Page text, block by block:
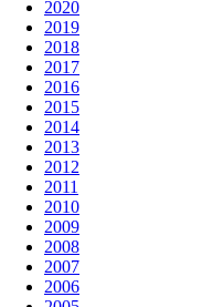
2020
2019
2018
2017
2016
2015
2014
2013
2012
2011
2010
2009
2008
2007
2006